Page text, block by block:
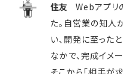
住友
Webアプリ
た。自営業の知人
い、開発に至った
なかで、完成イメ